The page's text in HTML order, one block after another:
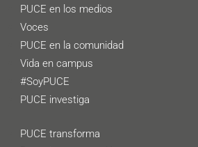
PUCE en los medios
Voces
PUCE en la comunidad
Vida en campus
#SoyPUCE
PUCE investiga
PUCE transforma